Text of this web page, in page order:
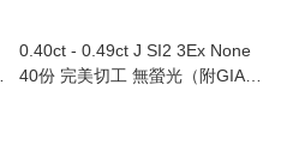
0.40ct - 0.49ct J SI2 3Ex None
40份 完美切工 無螢光（附GIA證